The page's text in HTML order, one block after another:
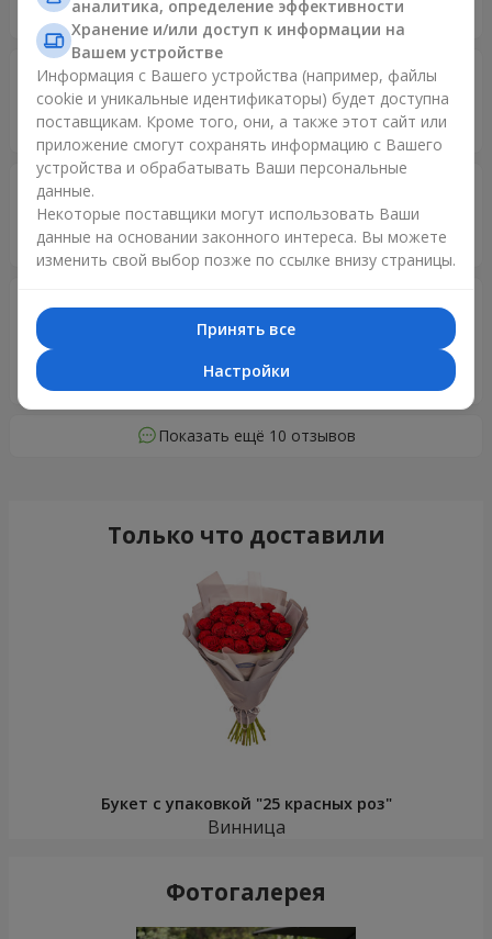
невисокі, тому букет буде компактним.
Анлрій 27.02.2024
5
все чудово
Дмитро
5
Дякую,все було зроблено вчасно,рекомендую
Олена 14.02.2024
Дуже, дуже дякую вашій команді за можливість надати
донці яскраві емоції у день закоханих.
Показать ещё 10 отзывов
Только что доставили
Букет с упаковкой "25 красных роз"
Винница
Фотогалерея
аналитика, определение эффективности
Хранение и/или доступ к информации на
Вашем устройстве
Информация с Вашего устройства (например, файлы
cookie и уникальные идентификаторы) будет доступна
поставщикам. Кроме того, они, а также этот сайт или
приложение смогут сохранять информацию с Вашего
устройства и обрабатывать Ваши персональные
данные.
Некоторые поставщики могут использовать Ваши
данные на основании законного интереса. Вы можете
изменить свой выбор позже по ссылке внизу страницы.
Принять все
Настройки